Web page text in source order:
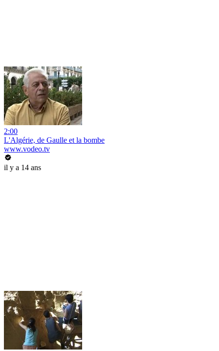
2:00
L'Algérie, de Gaulle et la bombe
www.vodeo.tv
il y a 14 ans